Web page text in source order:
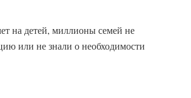
на детей, миллионы семей не
или не знали о необходимости